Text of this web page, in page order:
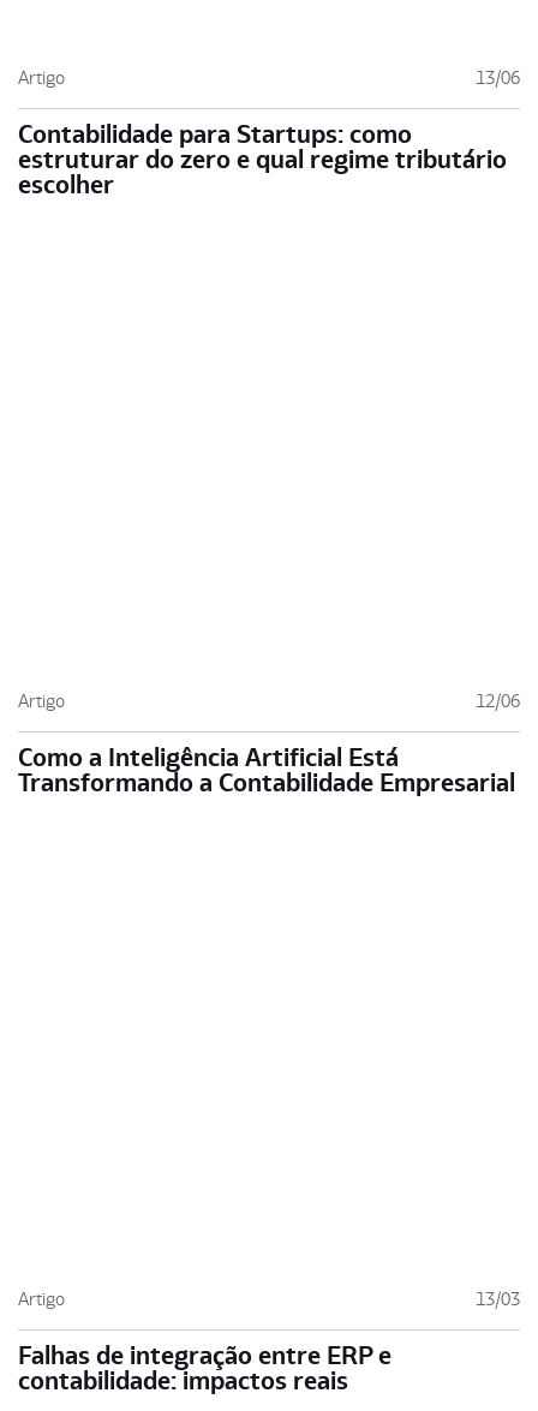
Artigo 13/06
Contabilidade para Startups: como
estruturar do zero e qual regime tributário
escolher
Artigo 12/06
Como a Inteligência Artificial Está
Transformando a Contabilidade Empresarial
Artigo 13/03
Falhas de integração entre ERP e
contabilidade: impactos reais